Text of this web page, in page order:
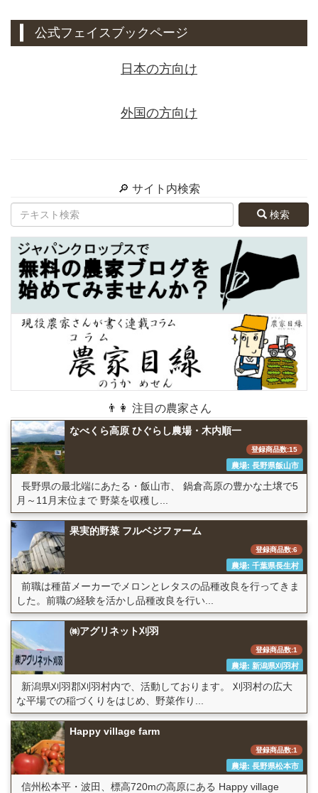
公式フェイスブックページ
日本の方向け
外国の方向け
🔎 サイト内検索
検索
👨👩 注目の農家さん
なべくら高原 ひぐらし農場・木内順一
登録商品数:15
農場: 長野県飯山市
長野県の最北端にあたる・飯山市、 鍋倉高原の豊かな土壌で5
月～11月末位まで 野菜を収穫し...
果実的野菜 フルベジファーム
登録商品数:6
農場: 千葉県長生村
前職は種苗メーカーでメロンとレタスの品種改良を行ってきま
した。前職の経験を活かし品種改良を行い...
㈱アグリネット刈羽
登録商品数:1
農場: 新潟県刈羽村
新潟県刈羽郡刈羽村内で、活動しております。 刈羽村の広大
な平場での稲づくりをはじめ、野菜作り...
Happy village farm
登録商品数:1
農場: 長野県松本市
信州松本平・波田、標高720mの高原にある Happy village